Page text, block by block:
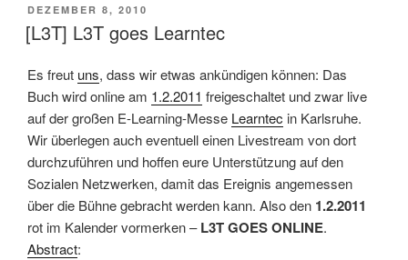
VERÖFFENTLICHT
AM
DEZEMBER 8, 2010
[L3T] L3T goes Learntec
Es freut uns, dass wir etwas ankündigen können: Das
Buch wird online am 1.2.2011 freigeschaltet und zwar live
auf der großen E-Learning-Messe Learntec in Karlsruhe.
Wir überlegen auch eventuell einen Livestream von dort
durchzuführen und hoffen eure Unterstützung auf den
Sozialen Netzwerken, damit das Ereignis angemessen
über die Bühne gebracht werden kann. Also den 1.2.2011
rot im Kalender vormerken –L3T GOES ONLINE.
Abstract: